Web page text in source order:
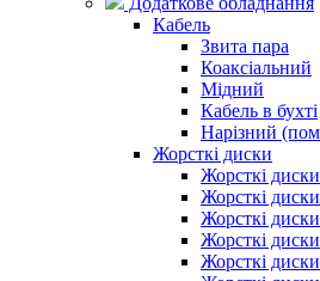
Кабель
Звита пара
Коаксіальний
Мідний
Кабель в бухті
Нарізний
Жорсткі диски
Жорсткі
Жорсткі
Жорсткі
Жорсткі
Жорсткі